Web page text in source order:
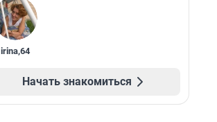
irina,64
Начать знакомиться